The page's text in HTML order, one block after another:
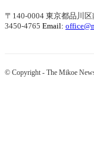
〒140-0004 東京都品川
3450-4765 Email:
© Copyright - The Mikoe